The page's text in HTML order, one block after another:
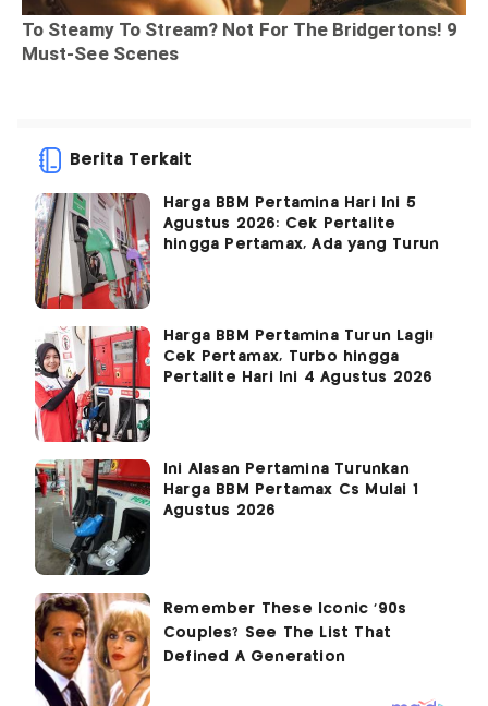
Berita Terkait
Harga BBM Pertamina Hari Ini 5
Agustus 2026: Cek Pertalite
hingga Pertamax, Ada yang Turun
Harga BBM Pertamina Turun Lagi!
Cek Pertamax, Turbo hingga
Pertalite Hari Ini 4 Agustus 2026
Ini Alasan Pertamina Turunkan
Harga BBM Pertamax Cs Mulai 1
Agustus 2026